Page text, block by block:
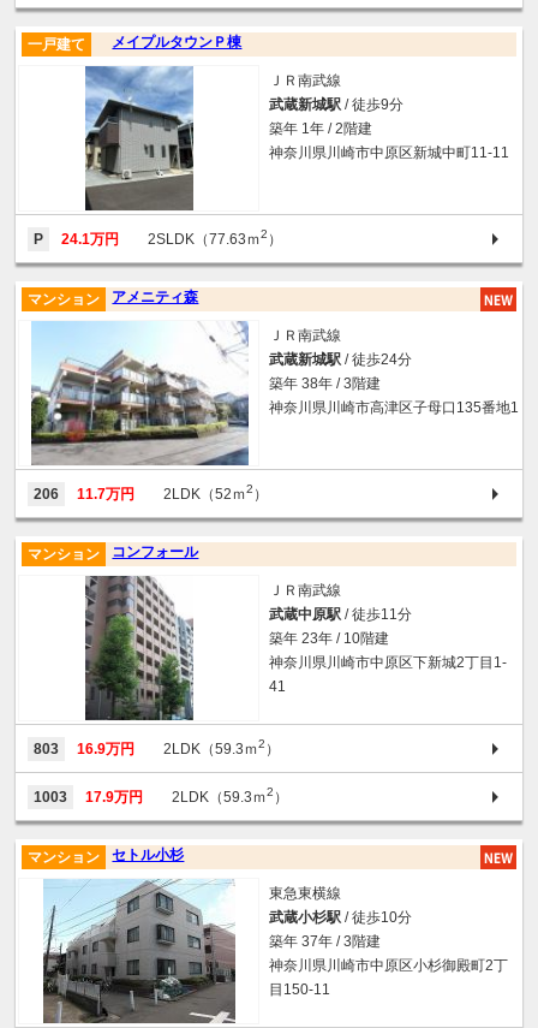
メイプルタウンＰ棟
一戸建て
ＪＲ南武線
武蔵新城駅 / 徒歩9分
築年 1年 / 2階建
神奈川県川崎市中原区新城中町11-11
P 24.1万円 2SLDK（77.63ｍ2 ）
アメニティ森
マンション
ＪＲ南武線
武蔵新城駅 / 徒歩24分
築年 38年 / 3階建
神奈川県川崎市高津区子母口135番地1
206 11.7万円 2LDK（52ｍ2 ）
コンフォール
マンション
ＪＲ南武線
武蔵中原駅 / 徒歩11分
築年 23年 / 10階建
神奈川県川崎市中原区下新城2丁目1-
41
803 16.9万円 2LDK（59.3ｍ2 ）
1003 17.9万円 2LDK（59.3ｍ2 ）
セトル小杉
マンション
東急東横線
武蔵小杉駅 / 徒歩10分
築年 37年 / 3階建
神奈川県川崎市中原区小杉御殿町2丁
目150-11